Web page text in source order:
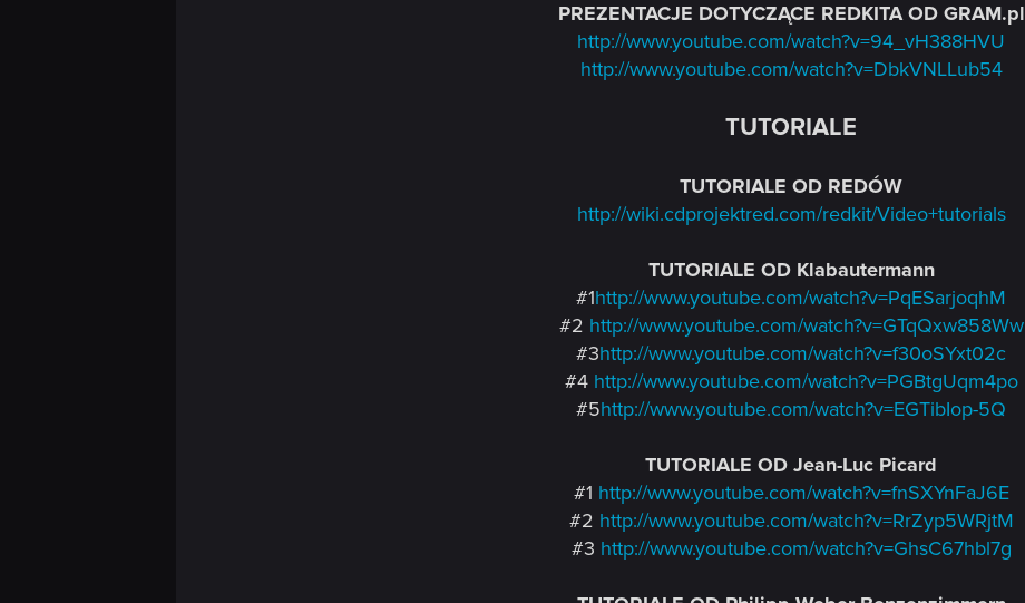
PREZENTACJE DOTYCZĄCE REDKITA OD GRAM.pl
http://www.youtube.com/watch?v=94_vH388HVU
http://www.youtube.com/watch?v=DbkVNLLub54
TUTORIALE
TUTORIALE OD REDÓW
http://wiki.cdprojektred.com/redkit/Video+tutorials
TUTORIALE OD Klabautermann
#1http://www.youtube.com/watch?v=PqESarjoqhM
#2 http://www.youtube.com/watch?v=GTqQxw858Ww
#3http://www.youtube.com/watch?v=f30oSYxt02c
#4 http://www.youtube.com/watch?v=PGBtgUqm4po
#5http://www.youtube.com/watch?v=EGTibIop-5Q
TUTORIALE OD Jean-Luc Picard
#1 http://www.youtube.com/watch?v=fnSXYnFaJ6E
#2 http://www.youtube.com/watch?v=RrZyp5WRjtM
#3 http://www.youtube.com/watch?v=GhsC67hbl7g